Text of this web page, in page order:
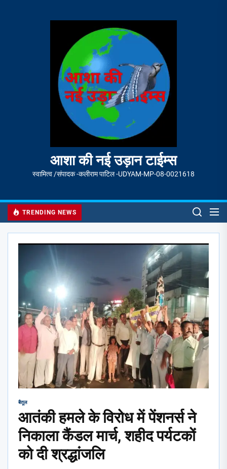
आशा की नई उड़ान टाईम्स
स्वामित्व /संपादक -कलीराम पाटिल -UDYAM-MP-08-0021618
TRENDING NEWS
बैतूल
आतंकी हमले के विरोध में पेंशनर्स ने
निकाला कैंडल मार्च, शहीद पर्यटकों
को दी श्रद्धांजलि